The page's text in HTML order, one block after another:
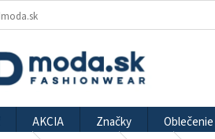
AKCIA Značky Oblečenie